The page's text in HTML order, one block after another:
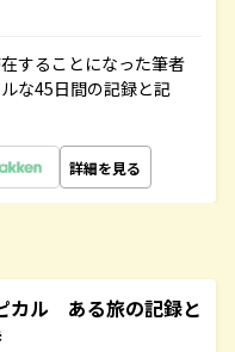
することになった筆者
な45日間の記録と記
詳細を見る
カル ある旅の記録と